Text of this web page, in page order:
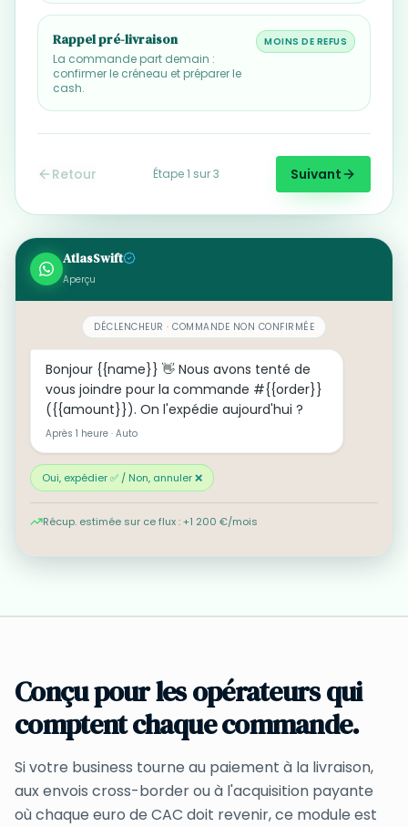
Rappel pré-livraison
La commande part demain :
confirmer le créneau et préparer le
cash.
MOINS DE REFUS
Retour Étape 1 sur 3 Suivant
AtlasSwift
Aperçu
DÉCLENCHEUR · COMMANDE NON CONFIRMÉE
Bonjour {{name}} 👋 Nous avons tenté de
vous joindre pour la commande #{{order}}
({{amount}}). On l'expédie aujourd'hui ?
Après 1 heure · Auto
Oui, expédier ✅ / Non, annuler ❌
Récup. estimée sur ce flux : +1 200 €/mois
Conçu pour les opérateurs qui
comptent chaque commande.
Si votre business tourne au paiement à la livraison,
aux envois cross-border ou à l'acquisition payante
où chaque euro de CAC doit revenir, ce module est